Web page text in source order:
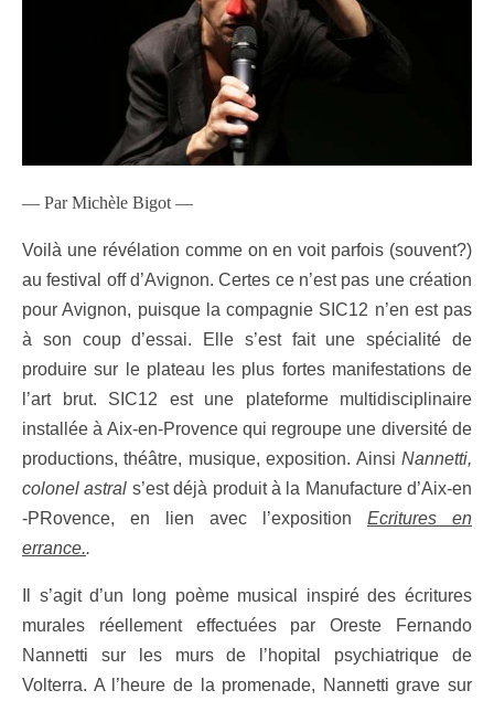
— Par Michèle Bigot —
Voilà une révélation comme on en voit parfois (souvent?)
au festival off d’Avignon. Certes ce n’est pas une création
pour Avignon, puisque la compagnie SIC12 n’en est pas
à son coup d’essai. Elle s’est fait une spécialité de
produire sur le plateau les plus fortes manifestations de
l’art brut. SIC12 est une plateforme multidisciplinaire
installée à Aix-en-Provence qui regroupe une diversité de
productions, théâtre, musique, exposition. Ainsi Nannetti,
colonel astral s’est déjà produit à la Manufacture d’Aix-en
-PRovence, en lien avec l’exposition Ecritures en
errance..
Il s’agit d’un long poème musical inspiré des écritures
murales réellement effectuées par Oreste Fernando
Nannetti sur les murs de l’hopital psychiatrique de
Volterra. A l’heure de la promenade, Nannetti grave sur